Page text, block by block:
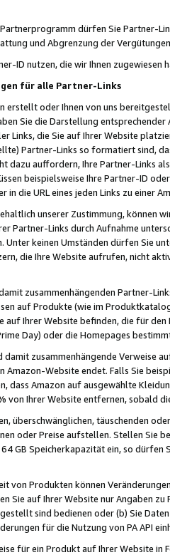
dürfen Sie Partner-
und Abgrenzung der
ID nutzen, die wir Ihnen zugewiesen
für alle Partner-Links
erstellt oder Ihnen von uns
Sie die Darstellung
Links, die Sie auf Ihrer Website
Partner-Links so formatiert sind,
dazu auffordern, Ihre Partner-Links
beispielsweise Ihre Partner-ID
in die URL eines jeden Links zu einer
unserer Zustimmung, können
Partner-Links durch Aufnahme
Unter keinen Umständen dürfen Sie
die Ihre Website aufrufen, nicht
zusammenhängenden Partner-
auf Produkte (wie im
auf Ihrer Website befinden, die für
Day) oder die Homepages
damit zusammenhängende
Amazon-Website endet. Falls Sie
dass Amazon auf ausgewählte
von Ihrer Website entfernen, sobald
überschwänglichen, täuschenden
oder Preise aufstellen. Stellen Sie
GB Speicherkapazität ein, so dürfen
von Produkten können
Sie auf Ihrer Website nur Angaben
sind bedienen oder (b) Sie
für die Nutzung von PA API
für ein Produkt auf Ihrer Website